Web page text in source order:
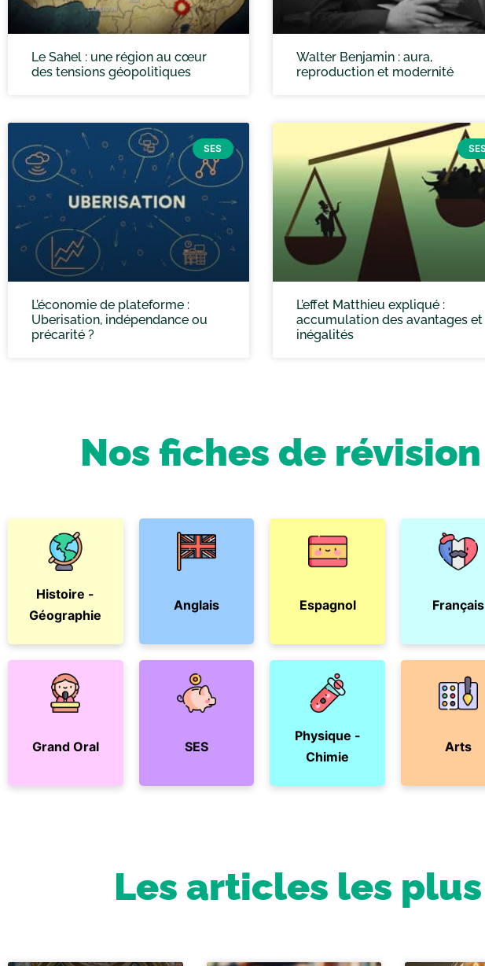
Le Sahel : une région au cœur
des tensions géopolitiques
Walter Benjamin : aura,
reproduction et modernité
SES
L’économie de plateforme :
Uberisation, indépendance ou
précarité ?
L’effet Matthieu expliqué :
accumulation des avantages et
inégalités
Nos fiches de
Histoire -
Géographie
Anglais Espagnol Français
Grand Oral SES
Physique -
Chimie
Arts
Les articles les